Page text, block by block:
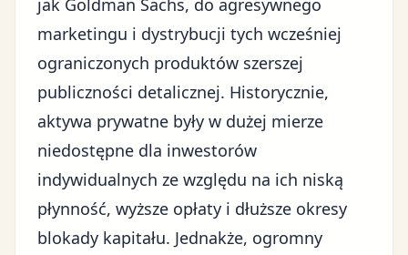
jak Goldman Sachs, do agresywnego
marketingu i dystrybucji tych wcześniej
ograniczonych produktów szerszej
publiczności detalicznej. Historycznie,
aktywa prywatne były w dużej mierze
niedostępne dla inwestorów
indywidualnych ze względu na ich niską
płynność, wyższe opłaty i dłuższe okresy
blokady kapitału. Jednakże, ogromny